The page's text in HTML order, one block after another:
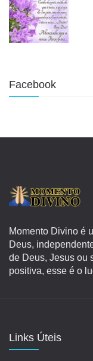
Facebook
Momento Divino é
Deus,
de Deus, Jesus ou
positiva, esse é o
Links Úteis